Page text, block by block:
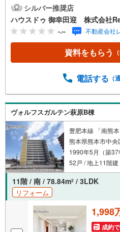
【九州No.1の実績】「ど
足度は変わります家探し
選び」が重要！熊本エリ
探しから資金計画、引き
【購入総額の限界へ挑戦
意分野です！さらにオプ
円以上差が出ることも も
OK！一度ご相談くださ
ー】熊本県全域の気にな
けます 見学されたい物件
れるから、手間も時間も
開！ハウスドゥだからこ
の暮らしを叶えます！
シルバー推奨店
ハウスドゥ 御幸田迎 株式会社
-.-- 不動産会社
資料をもらう
電話する （
ヴォルフスガルテン萩原B棟
豊肥本線 「南熊
熊本県熊本市中央
1990年5月（築37
52戸 / 地上11階建
11階 / 南 / 78.84m2 / 3LDK
リフォーム
1,998
成約